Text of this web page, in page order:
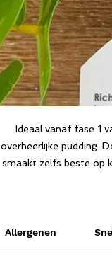
Ideaal vanaf fase 1
overheerlijke pudding.
smaakt zelfs beste op
verkrijgbaar in
Allergenen